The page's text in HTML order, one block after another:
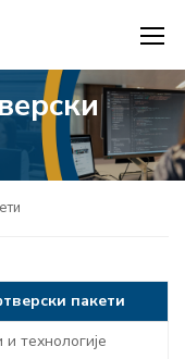
пакети
технологије